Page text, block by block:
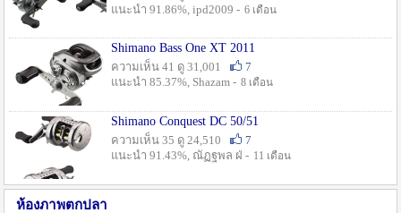
แนะนำ 91.86%, ipd2009 - 6 เดือน
Shimano Bass One XT 2011
ความเห็น 41 ดู 31,001
7
แนะนำ 85.37%, Shazam - 8 เดือน
Shimano Conquest DC 50/51
ความเห็น 35 ดู 24,510
7
แนะนำ 91.43%, ณัฏฐพล ฝ่ - 11 เดือน
ห้องภาพตกปลา